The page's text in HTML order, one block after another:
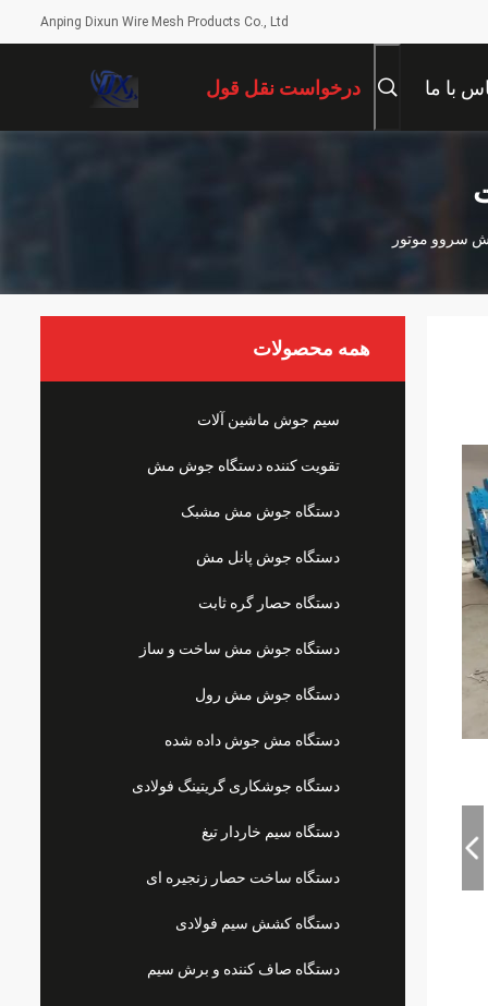
Anping Dixun Wire Mesh Products Co., Ltd
با ما درخواست نقل قول
همه محصولات
سیم جوش ماشین آلات
تقویت کننده دستگاه جوش مش
دستگاه جوش مش مشبک
دستگاه جوش پانل مش
دستگاه حصار گره ثابت
دستگاه جوش مش ساخت و ساز
دستگاه جوش مش رول
دستگاه مش جوش داده شده
دستگاه جوشکاری گریتینگ فولادی
دستگاه سیم خاردار تیغ
دستگاه ساخت حصار زنجیره ای
دستگاه کشش سیم فولادی
دستگاه صاف کننده و برش سیم